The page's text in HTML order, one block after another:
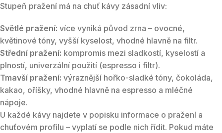
Stupeň pražení má na chuť kávy zásadní vliv:
Světlé pražení: více vyniká původ zrna – ovocné,
květinové tóny, vyšší kyselost, vhodné hlavně na filtr.
Střední pražení: kompromis mezi sladkostí, kyselostí a
plností, univerzální použití (espresso i filtr).
Tmavší pražení: výraznější hořko-sladké tóny, čokoláda,
kakao, oříšky, vhodné hlavně na espresso a mléčné
nápoje.
U každé kávy najdete v popisku informace o pražení a
chuťovém profilu – vyplatí se podle nich řídit. Pokud máte